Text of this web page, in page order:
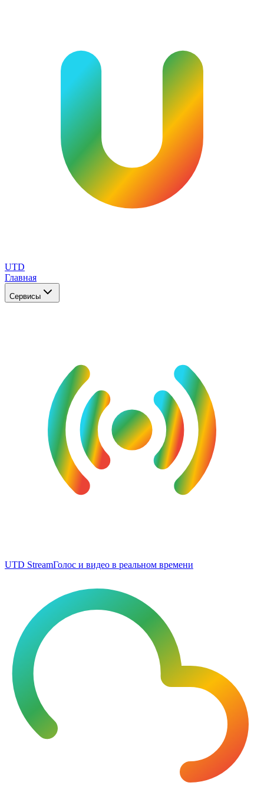
UTD
Главная
Сервисы
UTD StreamГолос и видео в реальном времени